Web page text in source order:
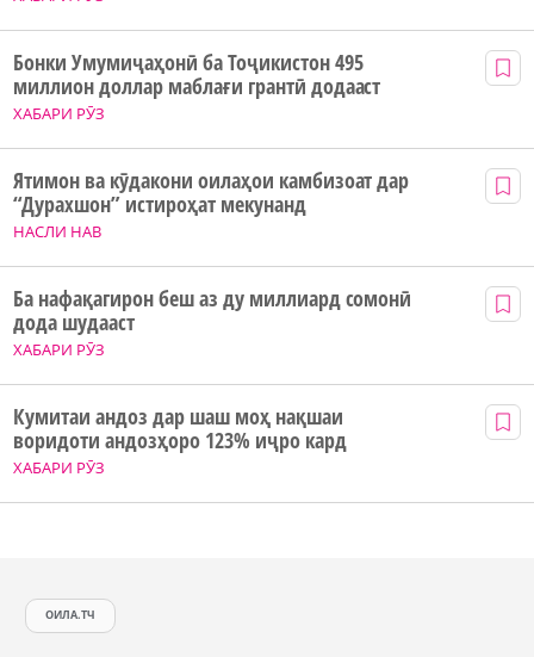
ХАБАРИ РӮЗ
Бонки Умумиҷаҳонӣ ба Тоҷикистон 495
миллион доллар маблағи грантӣ додааст
НАСЛИ НАВ
Ятимон ва кӯдакони оилаҳои камбизоат дар
“Дурахшон” истироҳат мекунанд
ХАБАРИ РӮЗ
Ба нафақагирон беш аз ду миллиард сомонӣ
дода шудааст
ХАБАРИ РӮЗ
Кумитаи андоз дар шаш моҳ нақшаи
воридоти андозҳоро 123% иҷро кард
ОИЛА.ТЧ